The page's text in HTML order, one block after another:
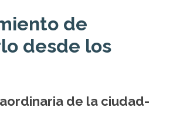
de
desde los
de la ciudad-